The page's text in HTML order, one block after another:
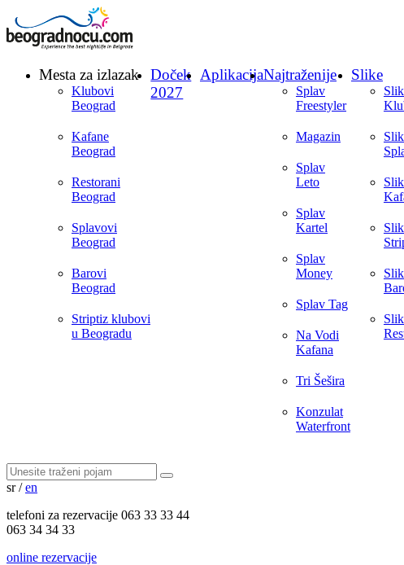
Mesta za izlazak
Klubovi
Beograd
Kafane
Beograd
Restorani
Beograd
Splavovi
Beograd
Barovi
Beograd
Striptiz klubovi
u Beogradu
Doček
2027
AplikacijaNajtraženije
Splav
Freestyler
Magazin
Splav
Leto
Splav
Kartel
Splav
Money
Splav Tag
Na Vodi
Kafana
Tri Šešira
Konzulat
Waterfront
Slike
sr / en
telefoni za rezervacije 063 33 33 44
063 34 34 33
online rezervacije